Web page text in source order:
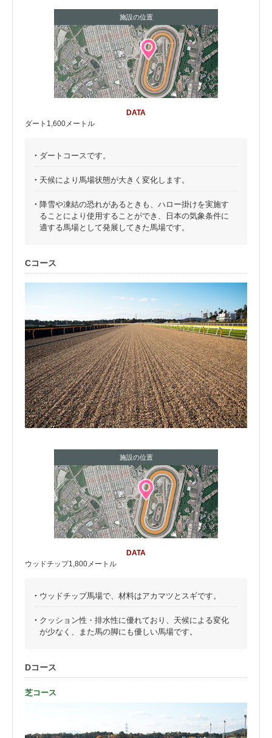
施設の位置
DATA
ダート1,600メートル
・ ダートコースです。
・ 天候により馬場状態が大きく変化します。
・ 降雪や凍結の恐れがあるときも、ハロー掛けを実施す
ることにより使用することができ、日本の気象条件に
適する馬場として発展してきた馬場です。
Cコース
施設の位置
DATA
ウッドチップ1,800メートル
・ ウッドチップ馬場で、材料はアカマツとスギです。
・ クッション性・排水性に優れており、天候による変化
が少なく、また馬の脚にも優しい馬場です。
Dコース
芝コース